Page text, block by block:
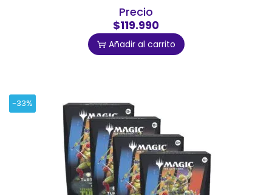
Precio
$119.990
Añadir al carrito
-33%